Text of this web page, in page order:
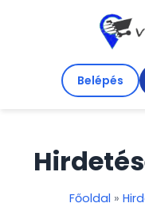
Belépés
Főoldal »